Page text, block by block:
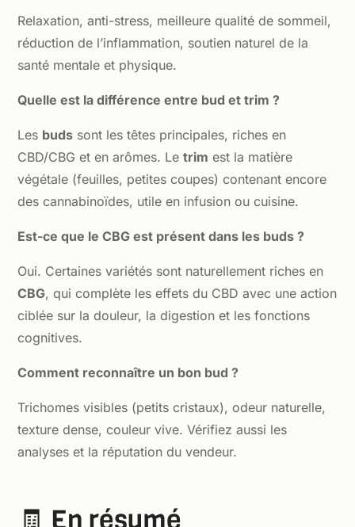
Relaxation, anti-stress, meilleure qualité de sommeil,
réduction de l’inflammation, soutien naturel de la
santé mentale et physique.
Quelle est la différence entre bud et trim ?
Les buds sont les têtes principales, riches en
CBD/CBG et en arômes. Letrim est la matière
végétale (feuilles, petites coupes) contenant encore
des cannabinoïdes, utile en infusion ou cuisine.
Est-ce que le CBG est présent dans les buds ?
Oui. Certaines variétés sont naturellement riches en
CBG, qui complète les effets du CBD avec une action
ciblée sur la douleur, la digestion et les fonctions
cognitives.
Comment reconnaître un bon bud ?
Trichomes visibles (petits cristaux), odeur naturelle,
texture dense, couleur vive. Vérifiez aussi les
analyses et la réputation du vendeur.